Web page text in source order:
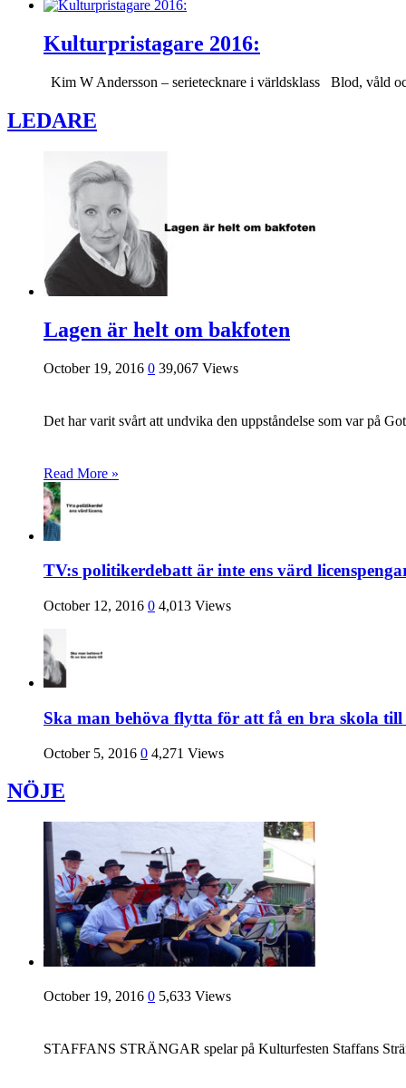
Kulturpristagare 2016:
Kim W Andersson – serietecknare i världsklass Blod, våld
LEDARE
Lagen är helt om bakfoten
October 19, 2016 0 39,067 Views
Det har varit svårt att undvika den uppståndelse som var på
Read More »
TV:s politikerdebatt är inte ens värd
October 12, 2016 0 4,013 Views
Ska man behöva flytta för att få en bra skola till
October 5, 2016 0 4,271 Views
NÖJE
October 19, 2016 0 5,633 Views
STAFFANS STRÄNGAR spelar på Kulturfesten Staffans